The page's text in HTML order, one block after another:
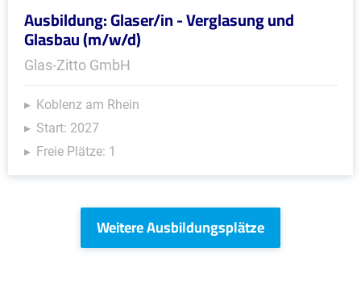
Ausbildung: Glaser/in - Verglasung und
Glasbau (m/w/d)
Glas-Zitto GmbH
Koblenz am Rhein
Start: 2027
Freie Plätze: 1
Weitere Ausbildungsplätze